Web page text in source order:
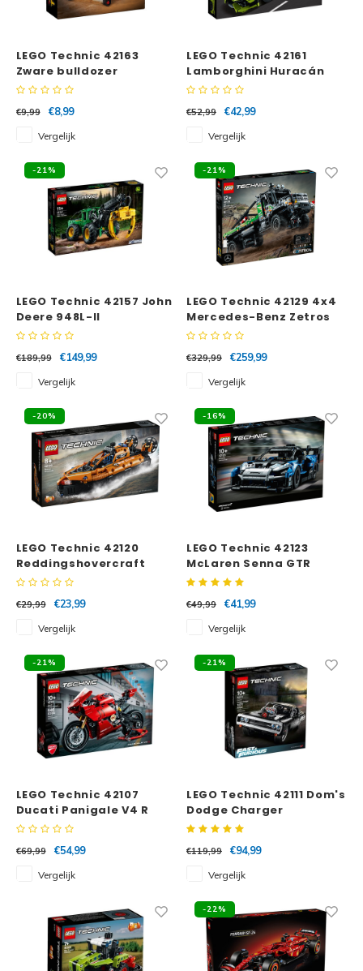
LEGO Technic 42163
Zware bulldozer
€9,99
€8,99
Vergelijk
LEGO Technic 42161
Lamborghini Huracán
Tecnica
€52,99
€42,99
Vergelijk
-21%
LEGO Technic 42157 John
Deere 948L-II
Houttransportmachine
€189,99
€149,99
Vergelijk
-21%
LEGO Technic 42129 4x4
Mercedes-Benz Zetros
Trial Truck
€329,99
€259,99
Vergelijk
-20%
LEGO Technic 42120
Reddingshovercraft
€29,99
€23,99
Vergelijk
-16%
LEGO Technic 42123
McLaren Senna GTR
€49,99
€41,99
Vergelijk
-21%
LEGO Technic 42107
Ducati Panigale V4 R
€69,99
€54,99
Vergelijk
-21%
LEGO Technic 42111 Dom's
Dodge Charger
€119,99
€94,99
Vergelijk
-22%